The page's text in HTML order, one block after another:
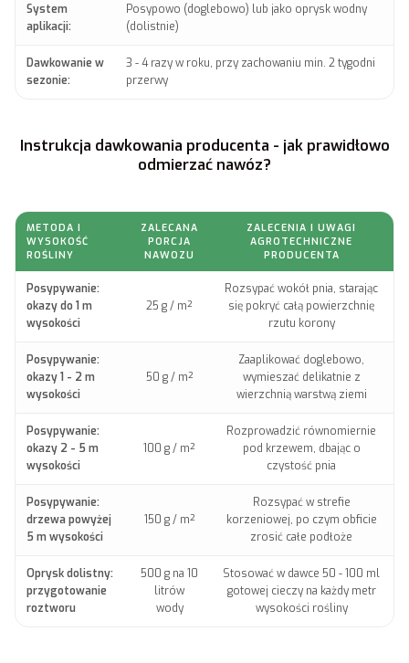
System
aplikacji:
Posypowo (doglebowo) lub jako oprysk wodny
(dolistnie)
Dawkowanie w
sezonie:
3 - 4 razy w roku, przy zachowaniu min. 2 tygodni
przerwy
Instrukcja dawkowania producenta - jak prawidłowo
odmierzać nawóz?
METODA I
WYSOKOŚĆ
ROŚLINY
ZALECANA
PORCJA
NAWOZU
ZALECENIA I UWAGI
AGROTECHNICZNE
PRODUCENTA
Posypywanie:
okazy do 1 m
wysokości
25 g / m²
Rozsypać wokół pnia, starając
się pokryć całą powierzchnię
rzutu korony
Posypywanie:
okazy 1 - 2 m
wysokości
50 g / m²
Zaaplikować doglebowo,
wymieszać delikatnie z
wierzchnią warstwą ziemi
Posypywanie:
okazy 2 - 5 m
wysokości
100 g / m²
Rozprowadzić równomiernie
pod krzewem, dbając o
czystość pnia
Posypywanie:
drzewa powyżej
5 m wysokości
150 g / m²
Rozsypać w strefie
korzeniowej, po czym obficie
zrosić całe podłoże
Oprysk dolistny:
przygotowanie
roztworu
500 g na 10
litrów
wody
Stosować w dawce 50 - 100 ml
gotowej cieczy na każdy metr
wysokości rośliny